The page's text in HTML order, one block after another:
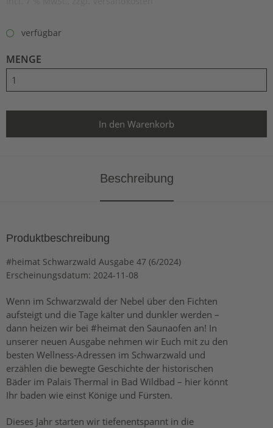
verfügbar
MENGE
Beschreibung
Produktbeschreibung
#heimat Schwarzwald Ausgabe 47 (6/2024)
Erscheinungsdatum: 2024-11-08
Wenn im Schwarzwald der Nebel über den Fichten
aufsteigt und die Tage kälter und dunkler werden –
dann heizen wir bei #heimat den Saunaofen an! In
unserer neuen Ausgabe nehmen wir Euch mit zu den
besten Wellness-Adressen im Schwarzwald und
erzählen die bewegte Geschichte der historischen
Bäder im Palais Thermal in Bad Wildbad – hier könnt
Ihr baden wie einst Könige und Fürsten.
Dieses Jahr starten wir tiefenentspannt in die